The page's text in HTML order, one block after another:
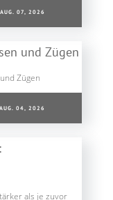
AUG. 07, 2026
Zügen
AUG. 04, 2026
als je zuvor